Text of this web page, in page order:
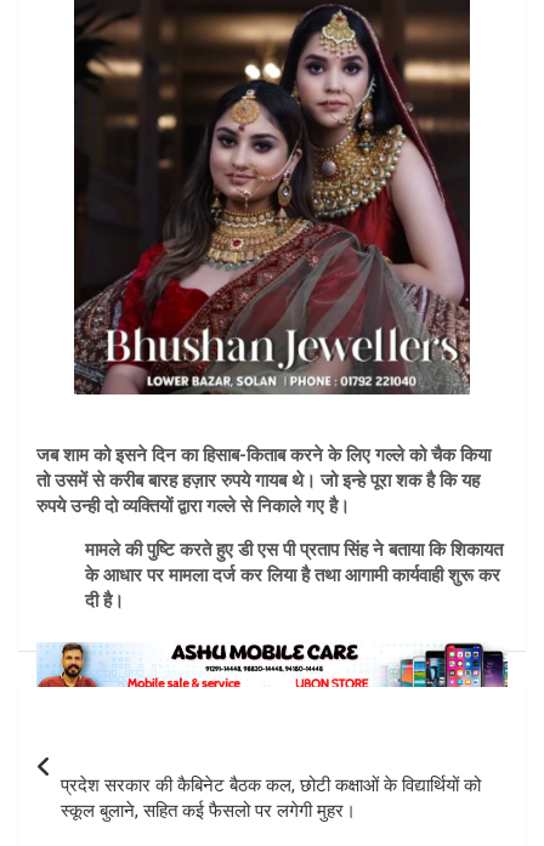
जब शाम को इसने दिन का हिसाब-किताब करने के लिए गल्ले को चैक किया
तो उसमें से करीब बारह हज़ार रुपये गायब थे। जो इन्हे पूरा शक है कि यह
रुपये उन्ही दो व्यक्तियों द्वारा गल्ले से निकाले गए है।
मामले की पुष्टि करते हुए डी एस पी प्रताप सिंह ने बताया कि शिकायत
के आधार पर मामला दर्ज कर लिया है तथा आगामी कार्यवाही शुरू कर
दी है।
प्रदेश सरकार की कैबिनेट बैठक कल, छोटी कक्षाओं के विद्यार्थियों को
स्कूल बुलाने, सहित कई फैसलो पर लगेगी मुहर।